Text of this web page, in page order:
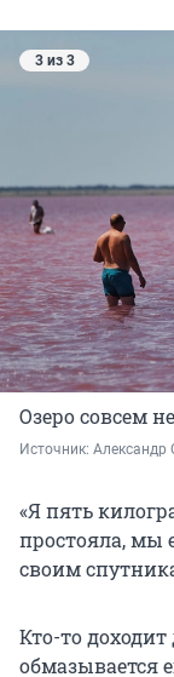
3 из 3
Озеро совсем
Источник: Александр
«Я пять
простояла, мы
своим
Кто-то доходит
обмазывается